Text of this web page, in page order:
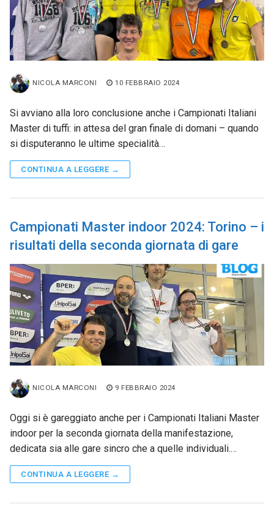
NICOLA MARCONI 10 FEBBRAIO 2024
Si avviano alla loro conclusione anche i Campionati Italiani
Master di tuffi: in attesa del gran finale di domani – quando
si disputeranno le ultime specialità…
CONTINUA A LEGGERE →
Campionati Master indoor 2024: Torino – i
risultati della seconda giornata di gare
NICOLA MARCONI 9 FEBBRAIO 2024
Oggi si è gareggiato anche per i Campionati Italiani Master
indoor per la seconda giornata della manifestazione,
dedicata sia alle gare sincro che a quelle individuali.…
CONTINUA A LEGGERE →